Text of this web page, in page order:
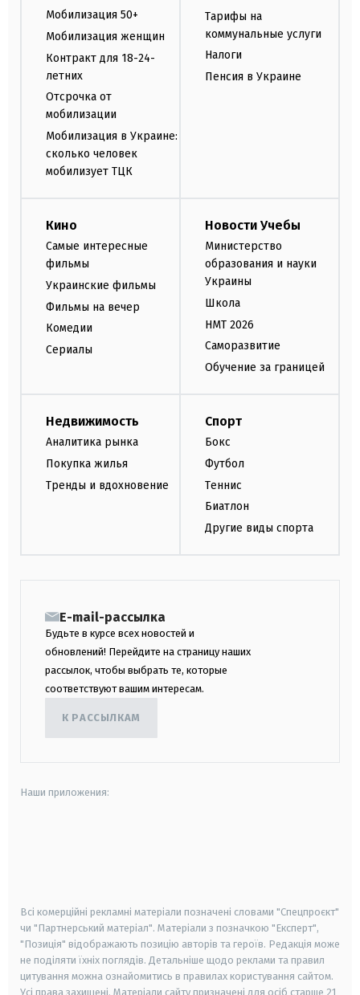
Мобилизация 50+
Мобилизация женщин
Контракт для 18-24-
летних
Отсрочка от
мобилизации
Мобилизация в Украине:
сколько человек
мобилизует ТЦК
Тарифы на
коммунальные услуги
Налоги
Пенсия в Украине
Кино
Самые интересные
фильмы
Украинские фильмы
Фильмы на вечер
Комедии
Сериалы
Новости Учебы
Министерство
образования и науки
Украины
Школа
НМТ 2026
Саморазвитие
Обучение за границей
Недвижимость
Аналитика рынка
Покупка жилья
Тренды и вдохновение
Спорт
Бокс
Футбол
Теннис
Биатлон
Другие виды спорта
E-mail-рассылка
Будьте в курсе всех новостей и
обновлений! Перейдите на страницу наших
рассылок, чтобы выбрать те, которые
соответствуют вашим интересам.
К РАССЫЛКАМ
Наши приложения:
Всі комерційні рекламні матеріали позначені словами "Спецпроєкт"
чи "Партнерський матеріал". Матеріали з позначкою "Експерт",
"Позиція" відображають позицію авторів та героїв. Редакція може
не поділяти їхніх поглядів. Детальніше щодо реклами та правил
цитування можна ознайомитись в правилах користування сайтом.
Усі права захищені. Матеріали сайту призначені для осіб старше 21